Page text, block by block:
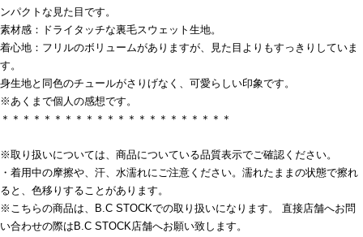
ンパクトな見た目です。
素材感：ドライタッチな裏毛スウェット生地。
着心地：フリルのボリュームがありますが、見た目よりもすっきりしていま
す。
身生地と同色のチュールがさりげなく、可愛らしい印象です。
※あくまで個人の感想です。
＊＊＊＊＊＊＊＊＊＊＊＊＊＊＊＊＊＊＊＊＊＊
※取り扱いについては、商品についている品質表示でご確認ください。
・着用中の摩擦や、汗、水濡れにご注意ください。濡れたままの状態で擦れ
ると、色移りすることがあります。
※こちらの商品は、B.C STOCKでの取り扱いになります。 直接店舗へお問
い合わせの際はB.C STOCK店舗へお願い致します。